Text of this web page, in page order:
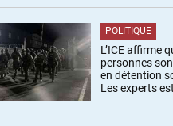
POLITIQUE
L’ICE affirme
personnes
en détention
Les experts